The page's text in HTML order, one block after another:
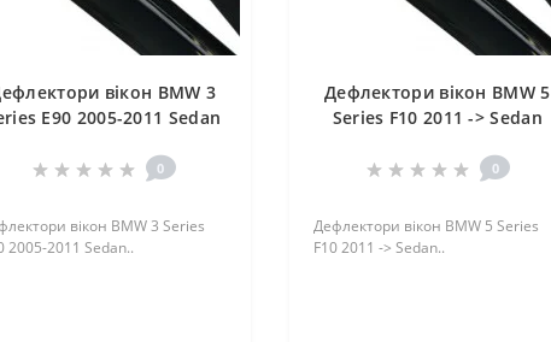
вікон BMW 3
Е90 2005-2011 Sedan
0
вікон BMW 3 Series
2005-2011 Sedan..
Дефлектори вікон BMW 5
Series F10 2011 -> Sedan
0
Дефлектори вікон BMW 5 Series
F10 2011 -> Sedan..